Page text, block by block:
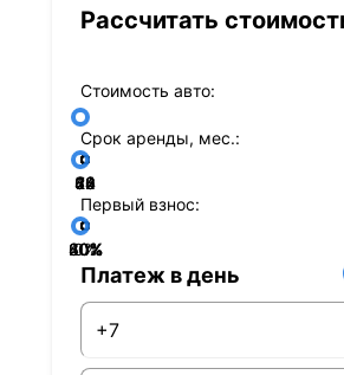
Рассчитать
Стоимость авто:
Срок аренды, мес.:
12
24
36
48
60
72
84
Первый взнос:
0%
20%
40%
60%
80%
Платеж в день